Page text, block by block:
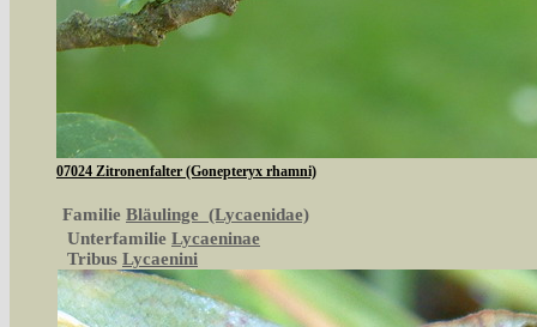
07024 Zitronenfalter (Gonepteryx rhamni)
Familie Bläulinge (Lycaenidae)
Unterfamilie Lycaeninae
Tribus Lycaenini